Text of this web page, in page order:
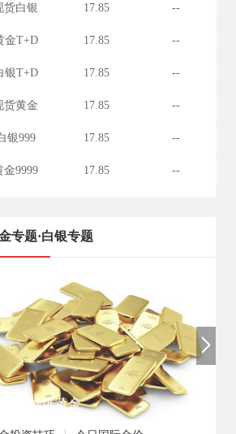
货白银 17.85 --
金T+D 17.85 --
银T+D 17.85 --
货黄金 17.85 --
银999 17.85 --
金9999 17.85 --
专题·白银专题
如何炒纸黄金